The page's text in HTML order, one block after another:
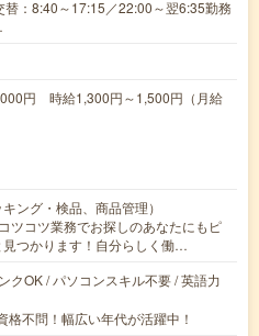
替：8:40～17:15／22:00～翌6:35勤務
円 時給1,300円～1,500円（月給
ング・検品、商品管理）
ツコツ業務でお探しのあなたにもピ
見つかります！自分らしく働…
クOK / パソコンスキル不要 / 英語力
格不問！幅広い年代が活躍中！